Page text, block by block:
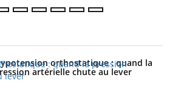
orthostatique : quand la
artérielle chute au lever